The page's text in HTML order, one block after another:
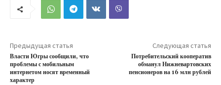
Предыдущая статья
Власти Югры сообщили, что
проблемы с мобильным
интернетом носят временный
характер
Следующая статья
Потребительский кооператив
обманул Нижневартовских
пенсионеров на 16 млн рублей